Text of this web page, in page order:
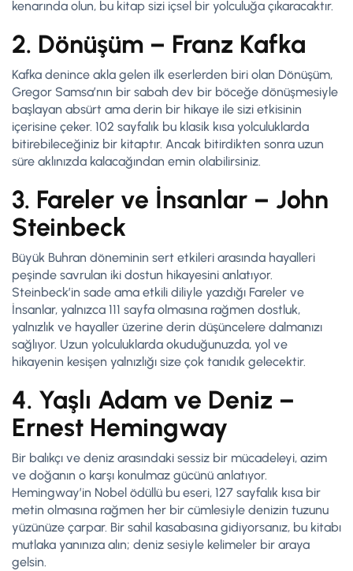
kenarında olun, bu kitap sizi içsel bir yolculuğa çıkaracaktır.
2. Dönüşüm – Franz Kafka
Kafka denince akla gelen ilk eserlerden biri olan Dönüşüm,
Gregor Samsa’nın bir sabah dev bir böceğe dönüşmesiyle
başlayan absürt ama derin bir hikaye ile sizi etkisinin
içerisine çeker. 102 sayfalık bu klasik kısa yolculuklarda
bitirebileceğiniz bir kitaptır. Ancak bitirdikten sonra uzun
süre aklınızda kalacağından emin olabilirsiniz.
3. Fareler ve İnsanlar – John
Steinbeck
Büyük Buhran döneminin sert etkileri arasında hayalleri
peşinde savrulan iki dostun hikayesini anlatıyor.
Steinbeck’in sade ama etkili diliyle yazdığı Fareler ve
İnsanlar, yalnızca 111 sayfa olmasına rağmen dostluk,
yalnızlık ve hayaller üzerine derin düşüncelere dalmanızı
sağlıyor. Uzun yolculuklarda okuduğunuzda, yol ve
hikayenin kesişen yalnızlığı size çok tanıdık gelecektir.
4. Yaşlı Adam ve Deniz –
Ernest Hemingway
Bir balıkçı ve deniz arasındaki sessiz bir mücadeleyi, azim
ve doğanın o karşı konulmaz gücünü anlatıyor.
Hemingway’in Nobel ödüllü bu eseri, 127 sayfalık kısa bir
metin olmasına rağmen her bir cümlesiyle denizin tuzunu
yüzünüze çarpar. Bir sahil kasabasına gidiyorsanız, bu kitabı
mutlaka yanınıza alın; deniz sesiyle kelimeler bir araya
gelsin.